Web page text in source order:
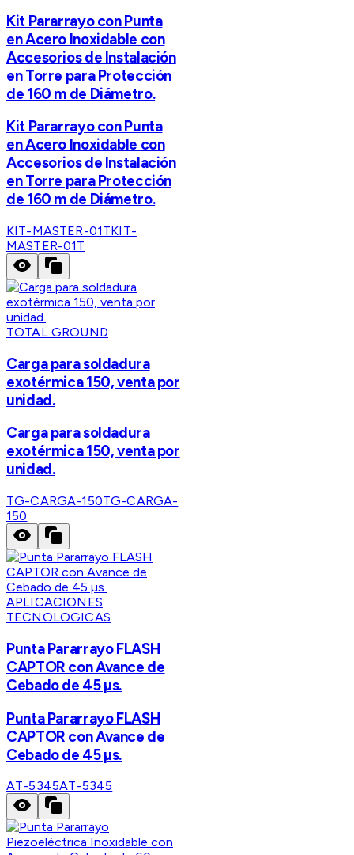
Kit Pararrayo con Punta
en Acero Inoxidable con
Accesorios de Instalación
en Torre para Protección
de 160 m de Diámetro.
Kit Pararrayo con Punta
en Acero Inoxidable con
Accesorios de Instalación
en Torre para Protección
de 160 m de Diámetro.
KIT-MASTER-01TKIT-
MASTER-01T
TOTAL GROUND
Carga para soldadura
exotérmica 150, venta por
unidad.
Carga para soldadura
exotérmica 150, venta por
unidad.
TG-CARGA-150TG-CARGA-
150
APLICACIONES
TECNOLOGICAS
Punta Pararrayo FLASH
CAPTOR con Avance de
Cebado de 45 µs.
Punta Pararrayo FLASH
CAPTOR con Avance de
Cebado de 45 µs.
AT-5345AT-5345